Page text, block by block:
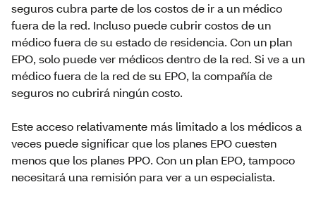
seguros cubra parte de los costos de ir a un médico
fuera de la red. Incluso puede cubrir costos de un
médico fuera de su estado de residencia. Con un plan
EPO, solo puede ver médicos dentro de la red. Si ve a un
médico fuera de la red de su EPO, la compañía de
seguros no cubrirá ningún costo.
Este acceso relativamente más limitado a los médicos a
veces puede significar que los planes EPO cuesten
menos que los planes PPO. Con un plan EPO, tampoco
necesitará una remisión para ver a un especialista.